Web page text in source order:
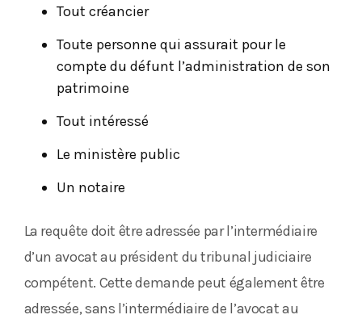
Tout créancier
Toute personne qui assurait pour le
compte du défunt l’administration de son
patrimoine
Tout intéressé
Le ministère public
Un notaire
La requête doit être adressée par l’intermédiaire
d’un avocat au président du tribunal judiciaire
compétent. Cette demande peut également être
adressée, sans l’intermédiaire de l’avocat au